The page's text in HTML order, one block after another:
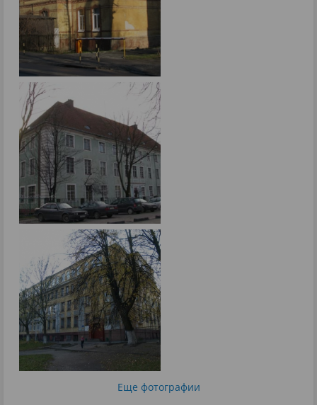
Еще фотографии